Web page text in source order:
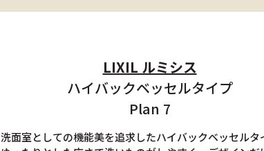
LIXIL ルミシス
ハイバックベッセルタイプ
Plan 7
洗面室としての機能美を追求したハイバックベッセルタ